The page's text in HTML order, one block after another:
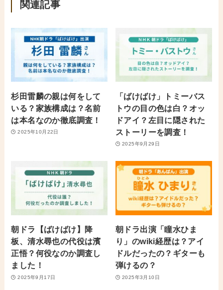
関連記事
杉田雷麟の親は何をして
いる？家族構成は？名前
は本名なのか徹底調査！
2025年10月22日
「ばけばけ」トミーバス
トウの目の色は白？オッ
ドアイ？左目に隠された
ストーリーを調査！
2025年9月29日
朝ドラ【ばけばけ】降
板、清水尋也の代役は濱
正悟？何役なのか調査し
ました！
2025年9月17日
朝ドラ出演「瞳水ひま
り」のwiki経歴は？アイ
ドルだったの？ギターも
弾けるの？
2025年3月10日